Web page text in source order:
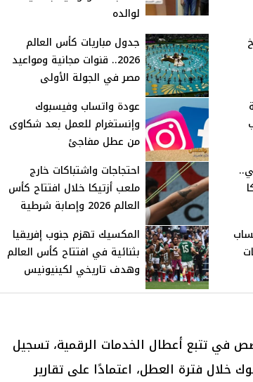
لوالده
جدول مباريات كأس العالم
2026.. قنوات مجانية ومواعيد
مصر في الجولة الأولى
عودة واتساب وفيسبوك
وإنستغرام للعمل بعد شكاوى
من عطل مفاجئ
احتجاجات واشتباكات خارج
ملعب أزتيكا خلال افتتاح كأس
العالم 2026 وإصابة شرطية
المكسيك تهزم جنوب إفريقيا
بثنائية في افتتاح كأس العالم
وهدف تاريخي لكينيونيس
في تتبع أعطال الخدمات الرقمية، تسجيل
خلال فترة العطل، اعتمادًا على تقارير